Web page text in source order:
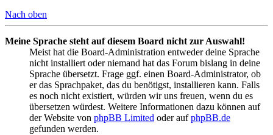
Nach oben
Meine Sprache steht auf diesem Board nicht zur Auswahl!
Meist hat die Board-Administration entweder deine Sprache
nicht installiert oder niemand hat das Forum bislang in deine
Sprache übersetzt. Frage ggf. einen Board-Administrator, ob
er das Sprachpaket, das du benötigst, installieren kann. Falls
es noch nicht existiert, würden wir uns freuen, wenn du es
übersetzen würdest. Weitere Informationen dazu können auf
der Website von phpBB Limited oder aufphpBB.de
gefunden werden.